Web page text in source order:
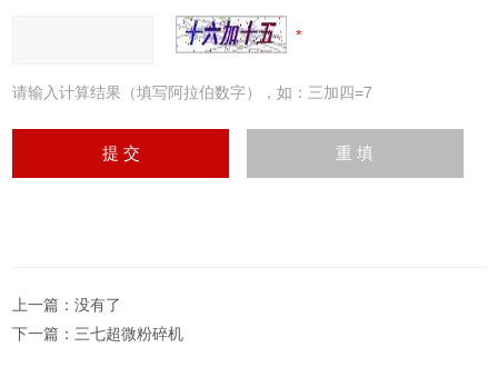
请输入计算结果（填写阿拉伯数字），如：三加四=7
上一篇：没有了
下一篇：三七超微粉碎机